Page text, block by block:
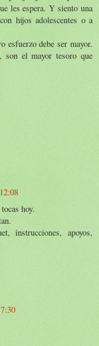
les espera. Y siento una
hijos adolescentes o a
esfuerzo debe ser mayor.
son el mayor tesoro que
hoy.
instrucciones, apoyos,